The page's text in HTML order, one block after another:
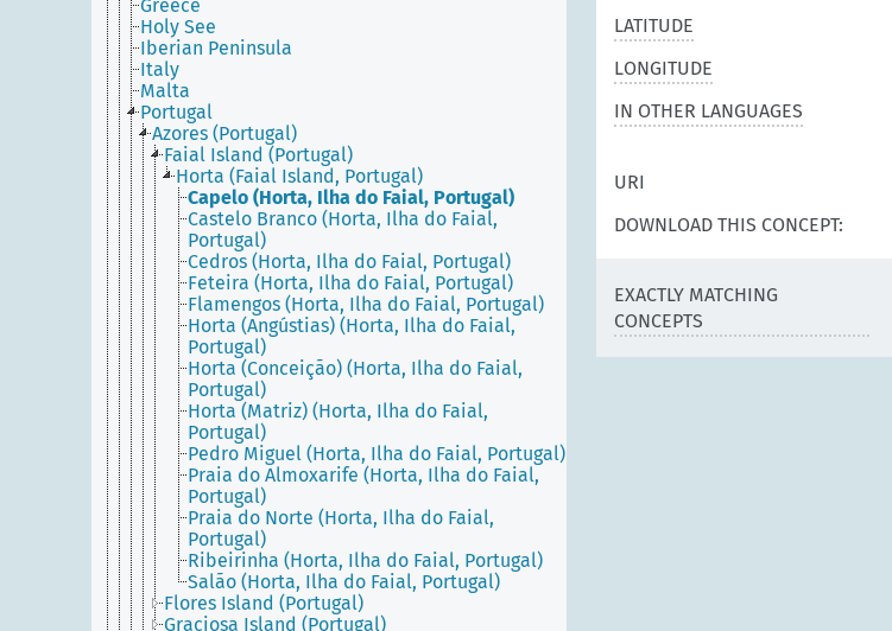
Greece
Holy See
Iberian Peninsula
Italy
Malta
Portugal
Azores (Portugal)
Faial Island (Portugal)
Horta (Faial Island, Portugal)
Capelo (Horta, Ilha do Faial, Portugal)
Castelo Branco (Horta, Ilha do Faial,
Portugal)
Cedros (Horta, Ilha do Faial, Portugal)
Feteira (Horta, Ilha do Faial, Portugal)
Flamengos (Horta, Ilha do Faial, Portugal)
Horta (Angústias) (Horta, Ilha do Faial,
Portugal)
Horta (Conceição) (Horta, Ilha do Faial,
Portugal)
Horta (Matriz) (Horta, Ilha do Faial,
Portugal)
Pedro Miguel (Horta, Ilha do Faial, Portugal)
Praia do Almoxarife (Horta, Ilha do Faial,
Portugal)
Praia do Norte (Horta, Ilha do Faial,
Portugal)
Ribeirinha (Horta, Ilha do Faial, Portugal)
Salão (Horta, Ilha do Faial, Portugal)
Flores Island (Portugal)
Graciosa Island (Portugal)
LATITUDE
LONGITUDE
IN OTHER LANGUAGES
URI
DOWNLOAD THIS CONCEPT:
EXACTLY MATCHING
CONCEPTS